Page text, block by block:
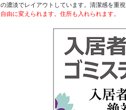
の濃淡でレイアウトしています。清潔感を重
自由に変えられます。住所も入れられます。